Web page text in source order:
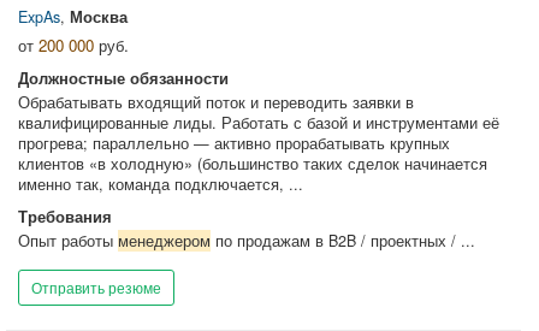
ExpAs, Москва
от 200 000 руб.
Должностные обязанности
Обрабатывать входящий поток и переводить заявки в
квалифицированные лиды. Работать с базой и инструментами её
прогрева; параллельно — активно прорабатывать крупных
клиентов «в холодную» (большинство таких сделок начинается
именно так, команда подключается, ...
Требования
Опыт работы менеджером по продажам в B2B / проектных / ...
Отправить резюме